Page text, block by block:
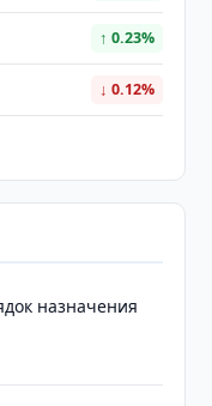
↑ 0.23%
↓ 0.12%
назначения